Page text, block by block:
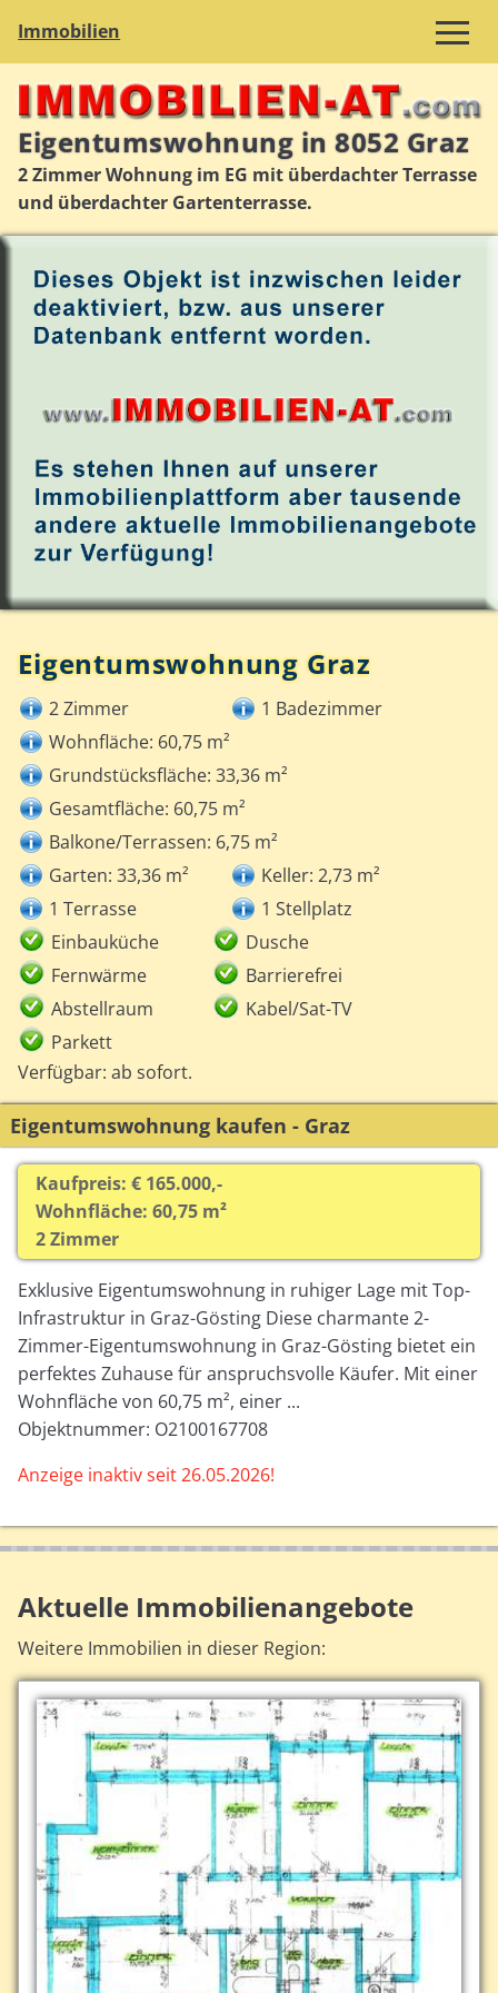
Immobilien
Eigentumswohnung in 8052 Graz
2 Zimmer Wohnung im EG mit überdachter Terrasse
und überdachter Gartenterrasse.
Eigentumswohnung Graz
2 Zimmer
1 Badezimmer
Wohnfläche: 60,75 m²
Grundstücksfläche: 33,36 m²
Gesamtfläche: 60,75 m²
Balkone/Terrassen: 6,75 m²
Garten: 33,36 m²
Keller: 2,73 m²
1 Terrasse
1 Stellplatz
Einbauküche
Dusche
Fernwärme
Barrierefrei
Abstellraum
Kabel/Sat-TV
Parkett
Verfügbar: ab sofort.
Eigentumswohnung kaufen - Graz
Kaufpreis: € 165.000,-
Wohnfläche: 60,75 m²
2 Zimmer
Exklusive Eigentumswohnung in ruhiger Lage mit Top-
Infrastruktur in Graz-Gösting Diese charmante 2-
Zimmer-Eigentumswohnung in Graz-Gösting bietet ein
perfektes Zuhause für anspruchsvolle Käufer. Mit einer
Wohnfläche von 60,75 m², einer ...
Objektnummer: O2100167708
Anzeige inaktiv seit 26.05.2026!
Aktuelle Immobilienangebote
Weitere Immobilien in dieser Region: